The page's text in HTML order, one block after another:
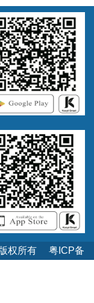
版权所有 粤ICP备